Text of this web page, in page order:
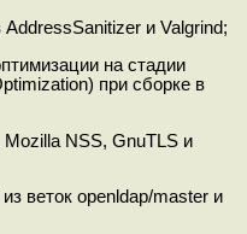
и Valgrind;
на стадии
при сборке в
NSS, GnuTLS и
веток openldap/master и